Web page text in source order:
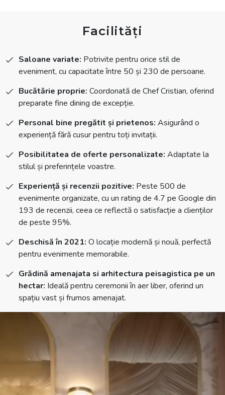
Facilități
Saloane variate: Potrivite pentru orice stil de
eveniment, cu capacitate între 50 și 230 de persoane.
Bucătărie proprie: Coordonată de Chef Cristian, oferind
preparate fine dining de excepție.
Personal bine pregătit și prietenos: Asigurând o
experiență fără cusur pentru toți invitații.
Posibilitatea de oferte personalizate: Adaptate la
stilul și preferințele voastre.
Experiență și recenzii pozitive: Peste 500 de
evenimente organizate, cu un rating de 4.7 pe Google din
193 de recenzii, ceea ce reflectă o satisfacție a clienților
de peste 95%.
Deschisă în 2021: O locație modernă și nouă, perfectă
pentru evenimente memorabile.
Grădină amenajata si arhitectura peisagistica pe un
hectar: Ideală pentru ceremonii în aer liber, oferind un
spațiu vast și frumos amenajat.